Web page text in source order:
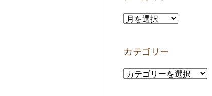
ア
イ
ブ
カテゴリー
カ